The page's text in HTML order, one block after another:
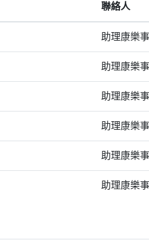
聯絡人
助理康樂
助理康樂
助理康樂
助理康樂
助理康樂
助理康樂